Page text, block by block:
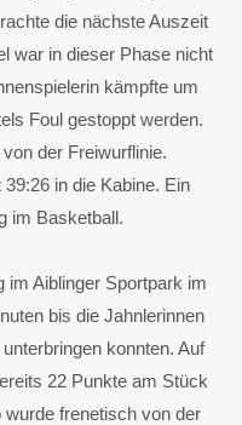
die nächste Auszeit
war in dieser Phase nicht
kämpfte um
Foul gestoppt werden.
der Freiwurflinie.
in die Kabine. Ein
im Basketball.
im Aiblinger Sportpark im
bis die Jahnlerinnen
konnten. Auf
22 Punkte am Stück
frenetisch von der